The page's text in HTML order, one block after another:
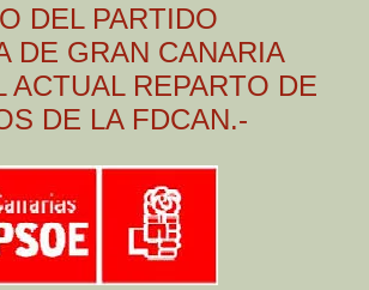
DEL PARTIDO
DE GRAN CANARIA
ACTUAL REPARTO DE
DE LA FDCAN.-